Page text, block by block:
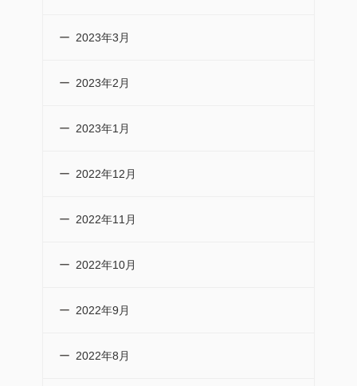
2023年3月
2023年2月
2023年1月
2022年12月
2022年11月
2022年10月
2022年9月
2022年8月